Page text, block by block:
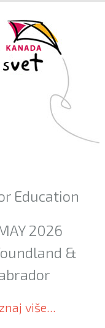
Education
2026
&
više...